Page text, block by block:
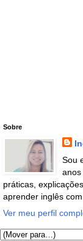
Sobre
Sou
anos
práticas,
aprender inglês
Ver meu perfil